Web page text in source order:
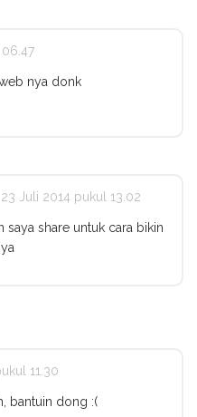
nya donk
23 Juli 2014 pukul 13.02
saya share untuk cara bikin
11.30
bantuin dong :(